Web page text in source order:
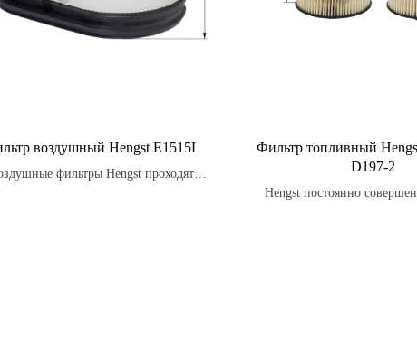
воздушный Hengst E1515L
фильтры Hengst проходят
Фильтр топливный
D197-2
Hengst постоянно